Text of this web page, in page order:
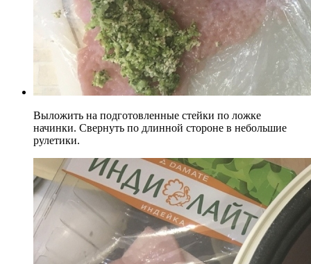
Выложить на подготовленные стейки по ложке
начинки. Свернуть по длинной стороне в небольшие
рулетики.